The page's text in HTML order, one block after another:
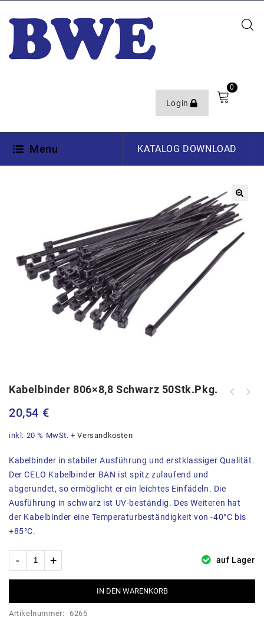
Login
0
Menu KATALOG DOWNLOAD
🔍
Kabelbinder 806×8,8 Schwarz 50Stk.Pkg.
20,54 €
inkl. 20 % MwSt. +Versandkosten
Kabelbinder in stabiler Ausführung und erstklassiger Qualität.
Der CELO Kabelbinder BAN ist spitz zulaufend und
abgerundet, so ermöglicht er ein leichtes Einfädeln. Die
Ausführung in schwarz ist UV-beständig. Des Weiteren hat
der Kabelbinder eine Temperaturbeständigkeit von -40°C bis
+85°C.
auf Lager
IN DEN WARENKORB
Artikelnummer:
6265